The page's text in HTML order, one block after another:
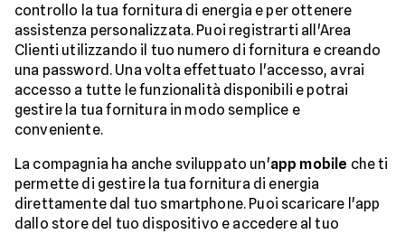
controllo la tua fornitura di energia e per ottenere
assistenza personalizzata. Puoi registrarti all'Area
Clienti utilizzando il tuo numero di fornitura e creando
una password. Una volta effettuato l'accesso, avrai
accesso a tutte le funzionalità disponibili e potrai
gestire la tua fornitura in modo semplice e
conveniente.
La compagnia ha anche sviluppato un'app mobile che ti
permette di gestire la tua fornitura di energia
direttamente dal tuo smartphone. Puoi scaricare l'app
dallo store del tuo dispositivo e accedere al tuo